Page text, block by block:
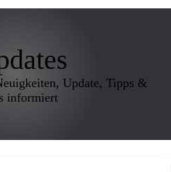
Update, Tipps &
informiert